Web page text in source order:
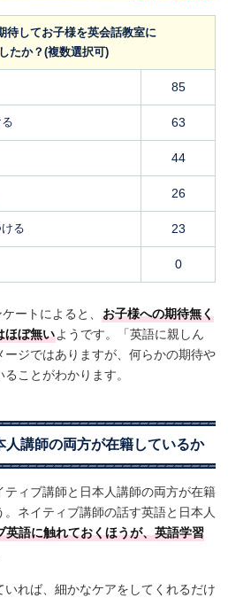
待してお子様を英会話教室に
たか？(複数選択可)
85
63
44
26
る 23
0
ートによると、 お子様への期待無く
ほぼ無いようです。「英語に親しん
ジではありますが、何らかの期待や
ことがわかります。
人講師の両方が在籍しているか
ィブ講師と日本人講師の両方が在籍
。ネイティブ講師の話す英語と日本人
英語に触れておくほうが、英語学習
れば、細かなケアをしてくれるだけ